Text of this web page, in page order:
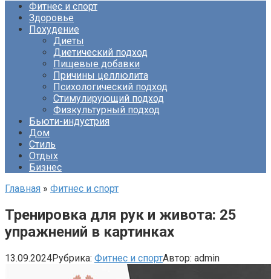
Фитнес и спорт
Здоровье
Похудение
Диеты
Диетический подход
Пищевые добавки
Причины целлюлита
Психологический подход
Стимулирующий подход
Физкультурный подход
Бьюти-индустрия
Дом
Стиль
Отдых
Бизнес
Главная » Фитнес и спорт
Тренировка для рук и живота: 25
упражнений в картинках
13.09.2024Рубрика: Фитнес и спортАвтор: admin